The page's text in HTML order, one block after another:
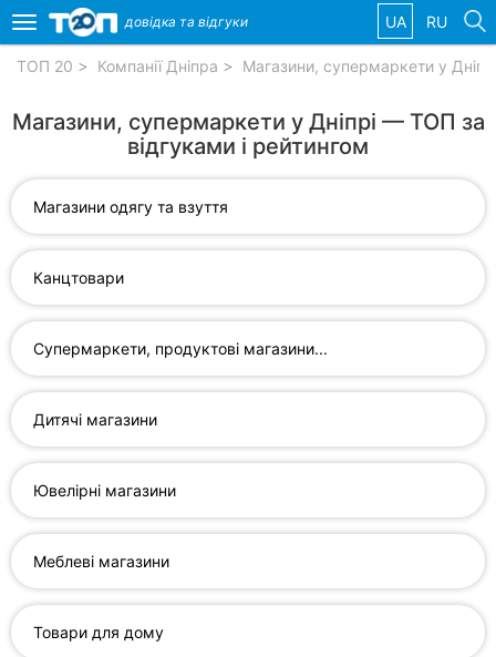
Обрані
компанії
Популярні
рубрики:
Приватні
Автошколи
Ресторани
Всі
рубрики
Toggle
navigation
довідка та відгуки UA RU
ТОП 20 Компанії Дніпра Магазини, супермаркети у
Магазини, супермаркети у Дніпрі — ТОП за
відгуками і рейтингом
Магазини одягу та взуття
Канцтовари
Супермаркети, продуктові магазини...
Дитячі магазини
Ювелірні магазини
Меблеві магазини
Товари для дому